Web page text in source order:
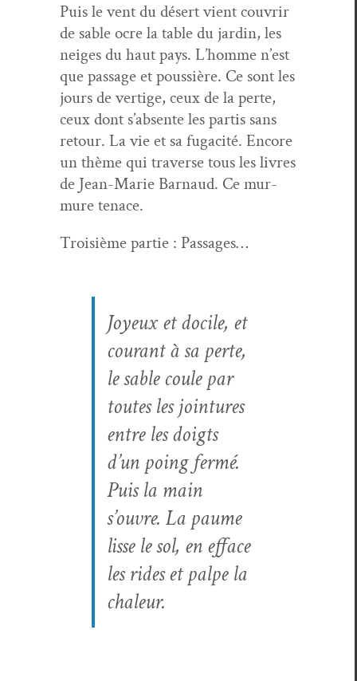
Puis le vent du désert vient cou­vrir
de sable ocre la table du jardin, les
neiges du haut pays. L’homme n’est
que pas­sage et pous­sière. Ce sont les
jours de ver­tige, ceux de la perte,
ceux dont s’absente les par­tis sans
retour. La vie et sa fugac­ité. Encore
un thème qui tra­verse tous les livres
de Jean-Marie Bar­naud. Ce mur­
mure tenace.
Troisième par­tie : Passages…
Joyeux et docile, et
courant à sa perte,
le sable coule par
toutes les join­tures
entre les doigts
d’un poing fer­mé.
Puis la main
s’ouvre. La paume
lisse le sol, en efface
les rides et palpe la
chaleur.